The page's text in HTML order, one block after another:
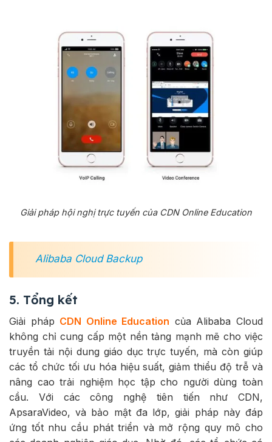
Giải pháp hội nghị trực tuyến của CDN Online Education
Alibaba Cloud Backup
5. Tổng kết
Giải pháp CDN Online Education của Alibaba Cloud
không chỉ cung cấp một nền tảng mạnh mẽ cho việc
truyền tải nội dung giáo dục trực tuyến, mà còn giúp
các tổ chức tối ưu hóa hiệu suất, giảm thiểu độ trễ và
nâng cao trải nghiệm học tập cho người dùng toàn
cầu. Với các công nghệ tiên tiến như CDN,
ApsaraVideo, và bảo mật đa lớp, giải pháp này đáp
ứng tốt nhu cầu phát triển và mở rộng quy mô cho